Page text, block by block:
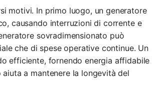
motivi. In primo luogo, un generatore
causando interruzioni di corrente e
sovradimensionato può
che di spese operative continue. Un
efficiente, fornendo energia affidabile
a mantenere la longevità del